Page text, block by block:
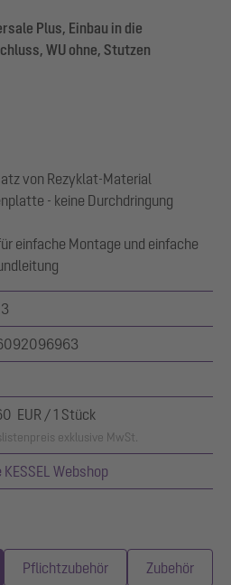
Plus, Einbau in die
WU ohne, Stutzen
von Rezyklat-Material
- keine Durchdringung
einfache Montage und einfache
EUR / 1 Stück
exklusive MwSt.
KESSEL Webshop
Pflichtzubehör Zubehör